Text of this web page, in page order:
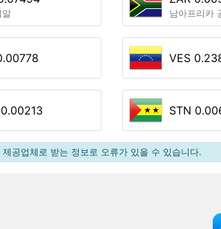
알 남아프리카
VES
STN
제공업체로 받는 정보로 오류가 있을 수 있습니다.